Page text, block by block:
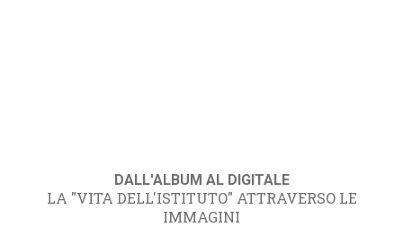
DALL'ALBUM AL DIGITALE
LA "VITA DELL'ISTITUTO" ATTRAVERSO LE
IMMAGINI